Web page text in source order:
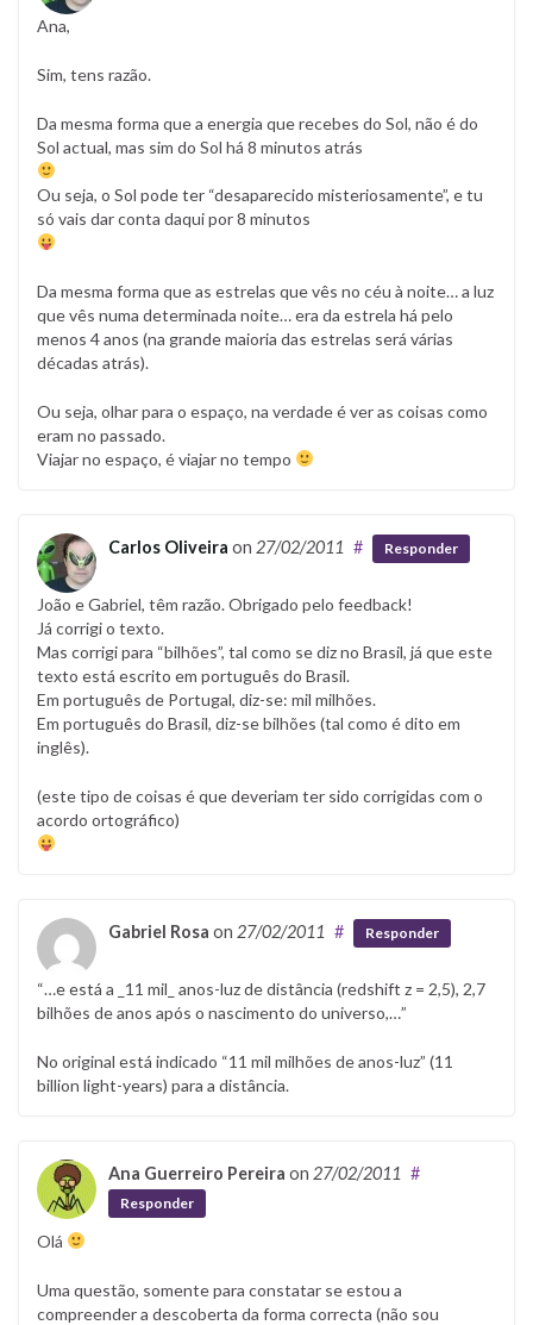
Ana,
Sim, tens razão.
Da mesma forma que a energia que recebes do Sol, não é do
Sol actual, mas sim do Sol há 8 minutos atrás
Ou seja, o Sol pode ter “desaparecido misteriosamente”, e tu
só vais dar conta daqui por 8 minutos
Da mesma forma que as estrelas que vês no céu à noite… a luz
que vês numa determinada noite… era da estrela há pelo
menos 4 anos (na grande maioria das estrelas será várias
décadas atrás).
Ou seja, olhar para o espaço, na verdade é ver as coisas como
eram no passado.
Viajar no espaço, é viajar no tempo
Carlos Oliveira on 27/02/2011 # Responder
João e Gabriel, têm razão. Obrigado pelo feedback!
Já corrigi o texto.
Mas corrigi para “bilhões”, tal como se diz no Brasil, já que este
texto está escrito em português do Brasil.
Em português de Portugal, diz-se: mil milhões.
Em português do Brasil, diz-se bilhões (tal como é dito em
inglês).
(este tipo de coisas é que deveriam ter sido corrigidas com o
acordo ortográfico)
Gabriel Rosa on 27/02/2011 # Responder
“…e está a _11 mil_ anos-luz de distância (redshift z = 2,5), 2,7
bilhões de anos após o nascimento do universo,…”
No original está indicado “11 mil milhões de anos-luz” (11
billion light-years) para a distância.
Ana Guerreiro Pereira on 27/02/2011 #
Responder
Olá
Uma questão, somente para constatar se estou a
compreender a descoberta da forma correcta (não sou